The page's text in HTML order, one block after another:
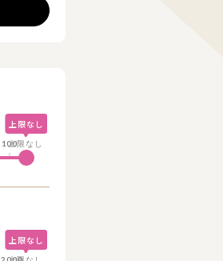
上限なし
100
上限なし
上限なし